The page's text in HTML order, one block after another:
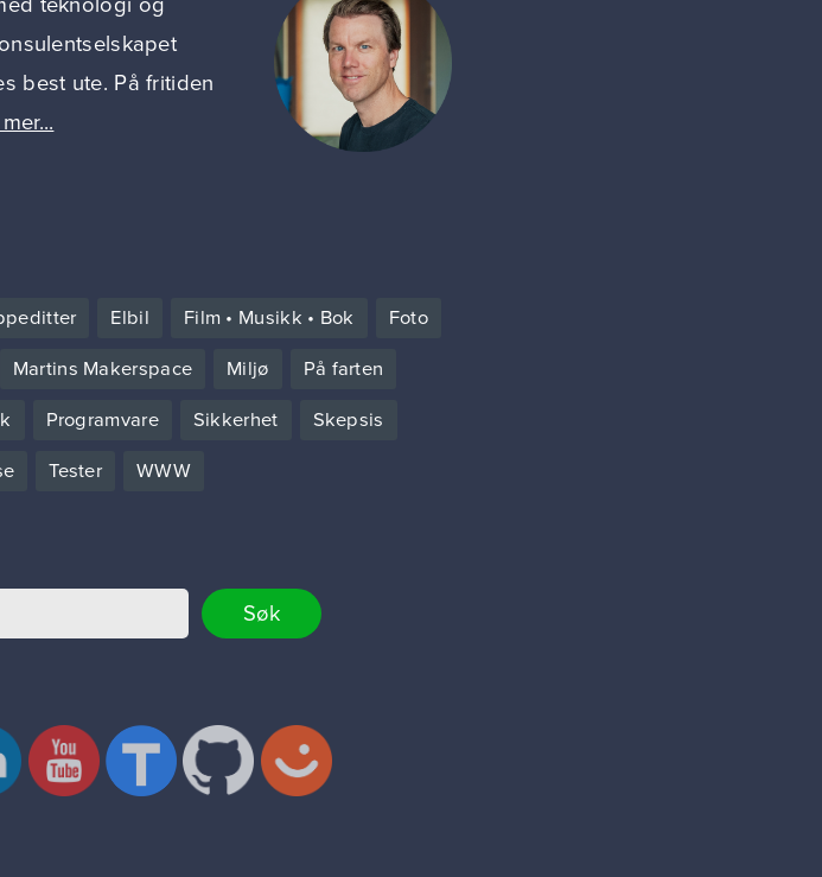
best ute. På fritiden
Elbil Film • Musikk • Bok Foto
Martins Makerspace Miljø På farten
Programvare Sikkerhet Skepsis
Tester WWW